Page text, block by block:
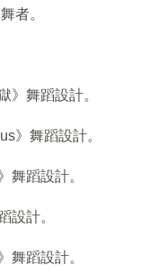
者。
舞蹈設計。
》舞蹈設計。
蹈設計。
設計。
蹈設計。